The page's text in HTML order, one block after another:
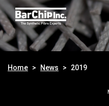
Home News 2019